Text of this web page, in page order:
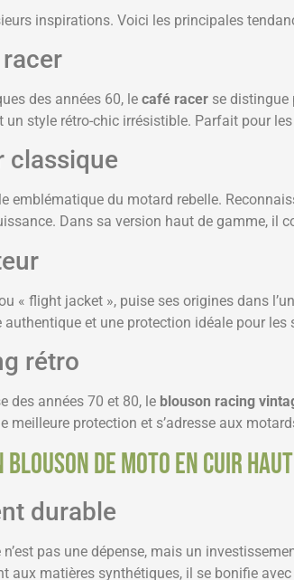
inspirations. Voici les principales
des années 60, le café racer se distingue
style rétro-chic irrésistible. Parfait pour les
classique
emblématique du motard rebelle.
Dans sa version haut de gamme, il
« flight jacket », puise ses origines dans
et une protection idéale pour les
rétro
des années 70 et 80, le blouson racing
meilleure protection et s’adresse aux
de moto en cuir haut
durable
pas une dépense, mais un
aux matières synthétiques, il se bonifie